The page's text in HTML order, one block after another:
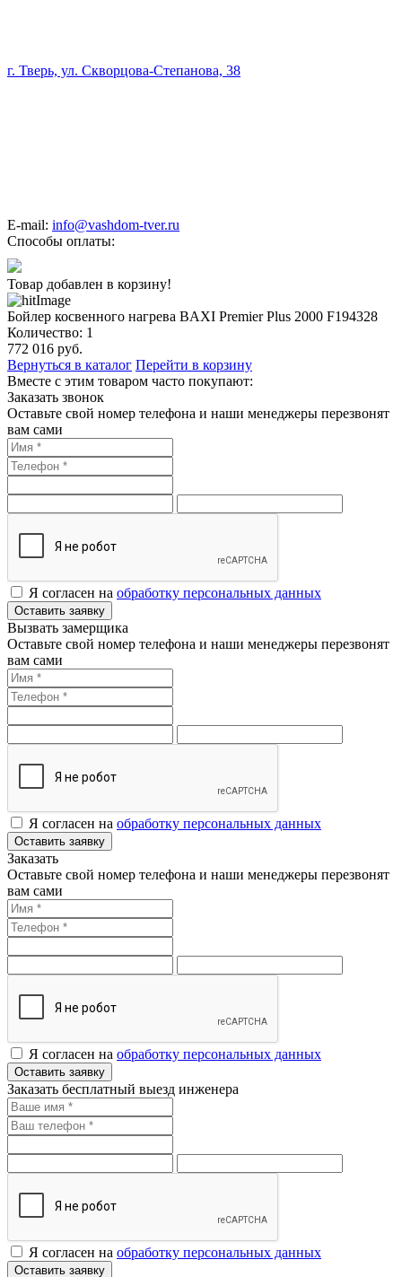
г. Тверь, ул. Скворцова-Степанова, 38
E-mail: info@vashdom-tver.ru
Способы оплаты:
Товар добавлен в корзину!
Бойлер косвенного нагрева BAXI Premier Plus 2000 F194328
Количество: 1
772 016 руб.
Вернуться в каталог Перейти в корзину
Вместе с этим товаром часто покупают:
Заказать звонок
Оставьте свой номер телефона и наши менеджеры перезвонят
вам сами
Я согласен на обработку персональных данных
Оставить заявку
Вызвать замерщика
Оставьте свой номер телефона и наши менеджеры перезвонят
вам сами
Я согласен на обработку персональных данных
Оставить заявку
Заказать
Оставьте свой номер телефона и наши менеджеры перезвонят
вам сами
Я согласен на обработку персональных данных
Оставить заявку
Заказать бесплатный выезд инженера
Я согласен на обработку персональных данных
Оставить заявку